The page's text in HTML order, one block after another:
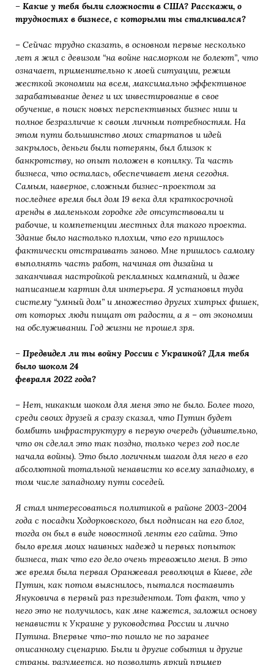
– Какие у тебя были сложности в США? Расскажи, о
трудностях в бизнесе, с которыми ты сталкивался?
– Сейчас трудно сказать, в основном первые несколько
лет я жил с девизом “на войне насморком не болеют”, что
означает, применительно к моей ситуации, режим
жесткой экономии на всем, максимально эффективное
зарабатывание денег и их инвестирование в свое
обучение, в поиск новых перспективных бизнес ниш и
полное безразличие к своим личным потребностям. На
этом пути большинство моих стартапов и идей
закрылось, деньги были потеряны, был близок к
банкротству, но опыт положен в копилку. Та часть
бизнеса, что осталась, обеспечивает меня сегодня.
Самым, наверное, сложным бизнес-проектом за
последнее время был дом 19 века для краткосрочной
аренды в маленьком городке где отсутствовали и
рабочие, и компетенцииместных для такого проекта.
Здание было настолько плохим, что его пришлось
фактически отстраивать заново. Мне пришлось самому
выполнять часть работ, начиная от дизайна и
заканчивая настройкойрекламных кампаний, и даже
написанием картин для интерьера. Я установил туда
систему “умный дом” имножество других хитрых фишек,
от которых люди пищат от радости, а я – от экономии
на обслуживании. Год жизни не прошел зря.
– Предвидел ли ты войну России с Украиной? Для тебя
было шоком 24
февраля 2022 года?
– Нет, никаким шоком для меня это не было. Более того,
среди своих друзей я сразу сказал, что Путин будет
бомбить инфраструктуру в первую очередь (удивительно,
что он сделал это так поздно, только через год после
начала войны). Это было логичным шагом для него в его
абсолютной тотальной ненависти ко всему западному, в
том числе западному пути соседей.
Я стал интересоваться политикой в районе 2003-2004
года с посадки Ходорковского, был подписан на его блог,
тогда он был в виде новостной ленты его сайта. Это
было время моих наивных надежд и первых попыток
бизнеса, так что его дело очень тревожило меня. В это
же время была первая Оранжевая революция в Киеве, где
Путин, как потом выяснилось, пытался поставить
Януковича в первый раз президентом. Тот факт, что у
него это не получилось, как мне кажется, заложил основу
ненависти к Украине у руководства России и лично
Путина. Впервые что-то пошло не по заранее
описанному сценарию. Были и другие события и другие
страны, разумеется, но позволить яркий пример